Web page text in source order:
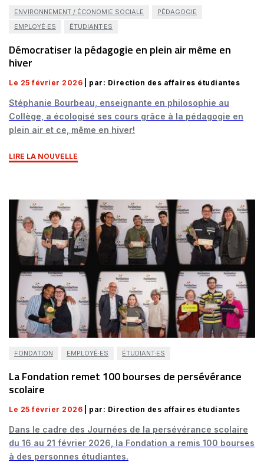
ENVIRONNEMENT / ÉCONOMIE SOCIALE
PÉDAGOGIE
EMPLOYÉ·ES
ÉTUDIANT·ES
Démocratiser la pédagogie en plein air même en
hiver
Le 25 février 2026 | par: Direction des affaires étudiantes
Stéphanie Bourbeau, enseignante en philosophie au
Collège, a écologisé ses cours grâce à la pédagogie en
plein air et ce, même en hiver!
LIRE LA NOUVELLE
FONDATION EMPLOYÉ·ES ÉTUDIANT·ES
La Fondation remet 100 bourses de persévérance
scolaire
Le 25 février 2026 | par: Direction des affaires étudiantes
Dans le cadre des Journées de la persévérance scolaire
du 16 au 21 février 2026, la Fondation a remis 100 bourses
à des personnes étudiantes.